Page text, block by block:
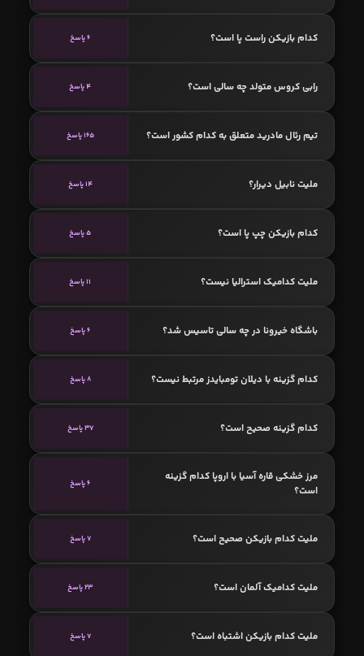
کدام بازیکن راست پا است؟ 6 پاسخ
رابی کروس متولد چه سالی است؟ 4 پاسخ
تیم رئال مادرید متعلق به کدام کشور است؟ 165 پاسخ
ملیت نابیل دیرار؟ 14 پاسخ
کدام بازیکن چپ پا است؟ 5 پاسخ
ملیت کدامیک استرالیا نیست؟ 11 پاسخ
باشگاه خیرونا در چه سالی تاسیس شد؟ 6 پاسخ
کدام گزینه با دیلان تومبایدز مرتبط نیست؟ 8 پاسخ
کدام گزینه صحیح است؟ 37 پاسخ
مرز خشکی قاره آسیا با اروپا کدام گزینه
است؟
6 پاسخ
ملیت کدام بازیکن صحیح است؟ 7 پاسخ
ملیت کدامیک آلمان است؟ 23 پاسخ
ملیت کدام بازیکن اشتباه است؟ 7 پاسخ